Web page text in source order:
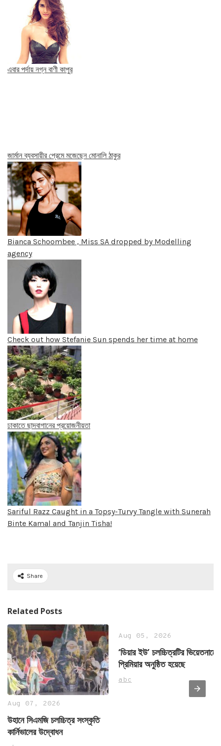
এবার পর্দায় নগ্ন বাণী কাপুর
জার্মান ব্যবসায়ীর প্রেমে মজেছেন মোনালি ঠাকুর
Bianca Schoombee , Miss SA dropped by Modelling
agency
Check out how Stefanie Sun spends her time at home
ঢাকাতে ছাদবাগানের প্রয়োজনীয়তা
Sariful Razz Caught in a Topsy-Turvy Tangle with Sunerah
Binte Kamal and Tanjin Tisha!
Share
Related Posts
Aug 07, 2026
উহানে সিএমজি চলচ্চিত্র সংস্কৃতি
কার্নিভালের উদ্বোধন
Aug 05, 2026
‘ডিয়ার ইউ’ চলচ্চিত্রটির ভিয়েতনামে
প্রিমিয়ার অনুষ্ঠিত হয়েছে
abc